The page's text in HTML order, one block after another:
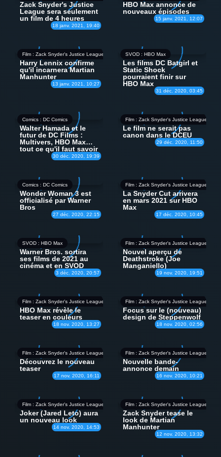
18 janv. 2021, 19:40
Zack Snyder's Justice
League sera seulement
un film de 4 heures
15 janv. 2021, 12:07
HBO Max annonce de
nouveaux épisodes
Film : Zack Snyder's Justice League
13 janv. 2021, 10:27
Harry Lennix confirme
qu'il incarnera Martian
Manhunter
SVOD : HBO Max
31 déc. 2020, 03:45
Les films DC Batgirl et
Static Shock
pourraient finir sur
HBO Max
Comics : DC Comics
30 déc. 2020, 19:39
Walter Hamada et le
futur de DC Films :
Multivers, HBO Max…
tout ce qu'il faut savoir
Film : Zack Snyder's Justice League
29 déc. 2020, 11:50
Le film ne serait pas
canon dans le DCEU
Comics : DC Comics
27 déc. 2020, 22:15
Wonder Woman 3 est
officialisé par Warner
Bros
Film : Zack Snyder's Justice League
17 déc. 2020, 10:45
La Snyder Cut arrivera
en mars 2021 sur HBO
Max
SVOD : HBO Max
3 déc. 2020, 20:57
Warner Bros. sortira
ses films de 2021 au
cinéma et en SVOD
Film : Zack Snyder's Justice League
19 nov. 2020, 19:51
Nouvel aperçu de
Deathstroke (Joe
Manganiello)
Film : Zack Snyder's Justice League
18 nov. 2020, 13:27
HBO Max révèle le
teaser en couleurs
Film : Zack Snyder's Justice League
18 nov. 2020, 02:56
Focus sur le (nouveau)
design de Steppenwolf
Film : Zack Snyder's Justice League
17 nov. 2020, 16:11
Découvrez le nouveau
teaser
Film : Zack Snyder's Justice League
16 nov. 2020, 10:21
Nouvelle bande-
annonce demain
Film : Zack Snyder's Justice League
14 nov. 2020, 14:53
Joker (Jared Leto) aura
un nouveau look
Film : Zack Snyder's Justice League
12 nov. 2020, 13:32
Zack Snyder tease le
look de Martian
Manhunter